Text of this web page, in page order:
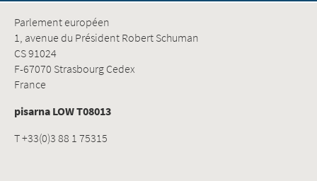
Parlement européen
1, avenue du Président Robert Schuman
CS 91024
F-67070 Strasbourg Cedex
France
pisarna LOW T08013
T +33(0)3 88 1 75315